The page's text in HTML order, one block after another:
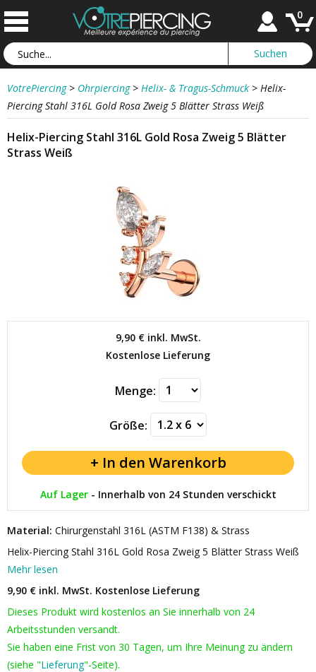
0
VotrePiercing > Ohrpiercing > Helix- & Tragus-Schmuck > Helix-
Piercing Stahl 316L Gold Rosa Zweig 5 Blätter Strass Weiß
Helix-Piercing Stahl 316L Gold Rosa Zweig 5 Blätter
Strass Weiß
9,90 €inkl. MwSt.
Kostenlose Lieferung
Menge:
Größe:
Auf Lager- Innerhalb von 24 Stunden verschickt
Material: Chirurgenstahl 316L (ASTM F138) & Strass
Helix-Piercing Stahl 316L Gold Rosa Zweig 5 Blätter Strass Weiß
Mehr lesen
9,90 € inkl. MwSt. Kostenlose Lieferung
Dieses Produkt wird kostenlos an Sie innerhalb von 24
Arbeitsstunden versandt.
Sie haben eine Frist von 30 Tagen, um Ihre Meinung zu ändern
(siehe "Lieferung"-Seite).